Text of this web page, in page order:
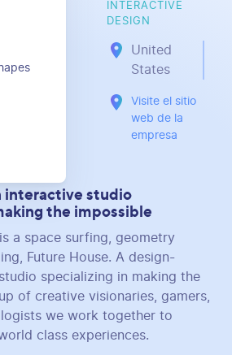
INTERACTIVE
DESIGN
United
States
Visite el sitio
web de la
empresa
interactive studio
the impossible
a space surfing, geometry
Future House. A design-
specializing in making the
of creative visionaries, gamers,
we work together to
class experiences.